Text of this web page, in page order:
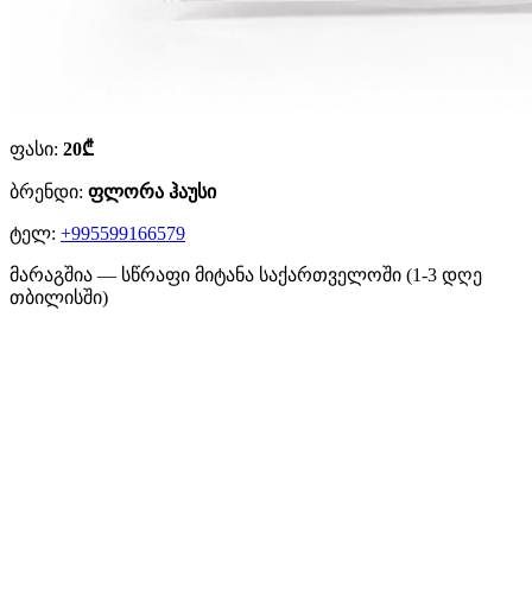
ფასი: 20₾
ბრენდი: ფლორა ჰაუსი
ტელ: +995599166579
მარაგშია — სწრაფი მიტანა საქართველოში (1-3 დღე
თბილისში)